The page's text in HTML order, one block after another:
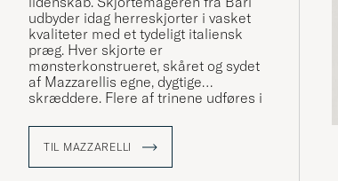
udbyder idag herreskjorter i vasket
kvaliteter med et tydeligt italiensk
præg. Hver skjorte er
mønsterkonstrueret, skåret og sydet
af Mazzarellis egne, dygtige
skræddere. Flere af trinene udføres i
med største omhu.
TIL MAZZARELLI